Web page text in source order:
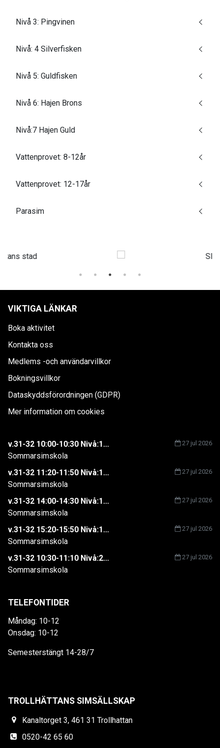
Nivå 3: Pingvinen
Nivå: 4 Silverfisken
Nivå 5: Guldfisken
Nivå 6: Hajen Brons
Nivå:7 Hajen Guld
Vattenprovet: 8-12år
Vattenprovet: 12-17år
Parasim
VIKTIGA LÄNKAR
Boka aktivitet
Kontakta oss
Medlems -och användarvillkor
Bokningsvillkor
Dataskyddsförordningen (GDPR)
Mer information om cookies
v.31-32 10:00-10:30 Nivå:1... 27 jul 2026
Sommarsimskola
v.31-32 11:20-11:50 Nivå:1...
27 jul 2026
Sommarsimskola
v.31-32 14:00-14:30 Nivå:1...
27 jul 2026
Sommarsimskola
v.31-32 15:20-15:50 Nivå:1...
27 jul 2026
Sommarsimskola
v.31-32 10:30-11:10 Nivå:2...
27 jul 2026
Sommarsimskola
TELEFONTIDER
Måndag: 10-12
Onsdag: 10-12
Semesterstängt 14-28/7
TROLLHÄTTANS SIMSÄLLSKAP
Kanaltorget 3, 461 31 Trollhattan
0520-42 65 60